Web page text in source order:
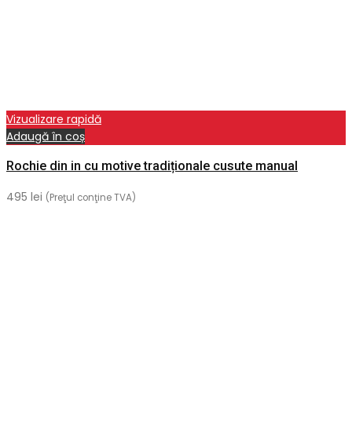
Vizualizare rapidă
Adaugă în coș
Rochie din in cu motive tradiționale cusute manual
495 lei (Preţul conţine TVA)